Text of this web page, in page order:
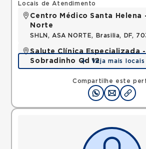
Compartilhe este
Locais de Atendimento
Centro Médico Santa Helena
Norte
SHLN, ASA NORTE, Brasilia, DF,
Salute Clínica Especializada
Sobradinho Qd 12
QUADRA, SOBRADINHO, Brasilia,
Veja mais locais